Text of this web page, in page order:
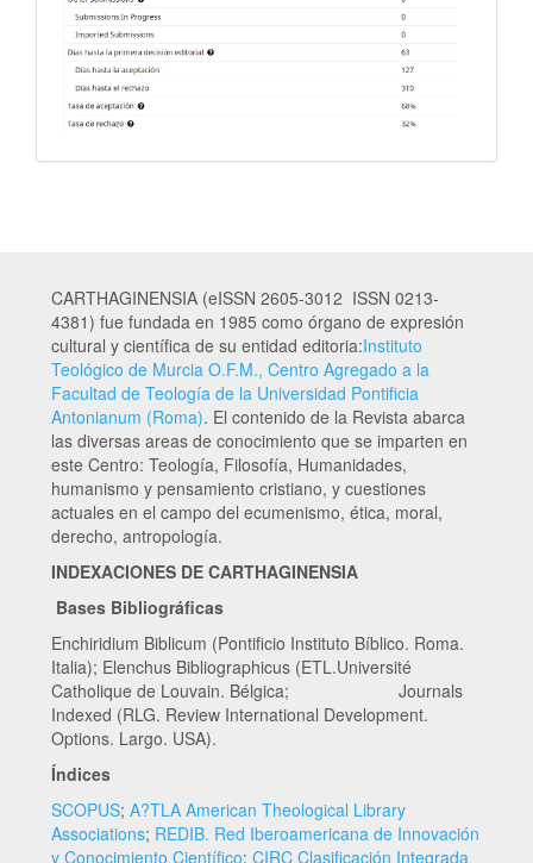
CARTHAGINENSIA (eISSN 2605-3012 ISSN 0213-
4381) fue fundada en 1985 como órgano de expresión
cultural y científica de su entidad editoria:Instituto
Teológico de Murcia O.F.M., Centro Agregado a la
Facultad de Teología de la Universidad Pontificia
Antonianum (Roma). El contenido de la Revista abarca
las diversas areas de conocimiento que se imparten en
este Centro: Teología, Filosofía, Humanidades,
humanismo y pensamiento cristiano, y cuestiones
actuales en el campo del ecumenismo, ética, moral,
derecho, antropología.
INDEXACIONES DE CARTHAGINENSIA
Bases Bibliográficas
Enchiridium Biblicum (Pontificio Instituto Bíblico. Roma.
Italia); Elenchus Bibliographicus (ETL.Université
Catholique de Louvain. Bélgica; Journals
Indexed (RLG. Review International Development.
Options. Largo. USA).
Índices
SCOPUS; A?TLA American Theological Library
Associations; REDIB. Red Iberoamericana de Innovación
y Conocimiento Científico; CIRC Clasificación Integrada